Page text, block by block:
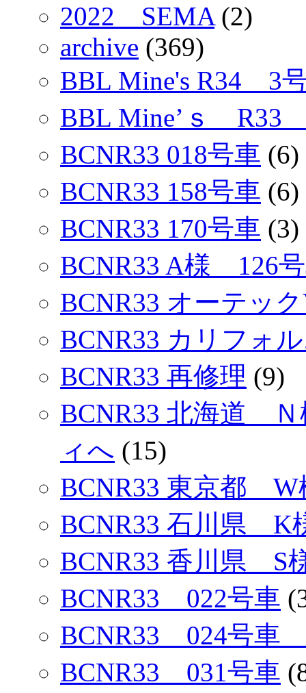
2022 SEMA (2)
archive (369)
BBL Mine's R34 3
BBL Mine’ｓ R33
BCNR33 018号車 (6)
BCNR33 158号車 (6)
BCNR33 170号車 (3)
BCNR33 A様 126
BCNR33 オーテッ
BCNR33 カリフォ
BCNR33 再修理 (9)
BCNR33 北海道
ィへ (15)
BCNR33 東京都
BCNR33 石川県 K
BCNR33 香川県 S
BCNR33 022号車
BCNR33 024号車
BCNR33 031号車